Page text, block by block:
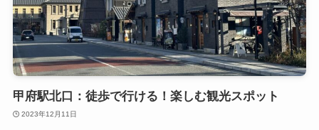
甲府駅北口：徒歩で行ける！楽しむ観光スポット
2023年12月11日